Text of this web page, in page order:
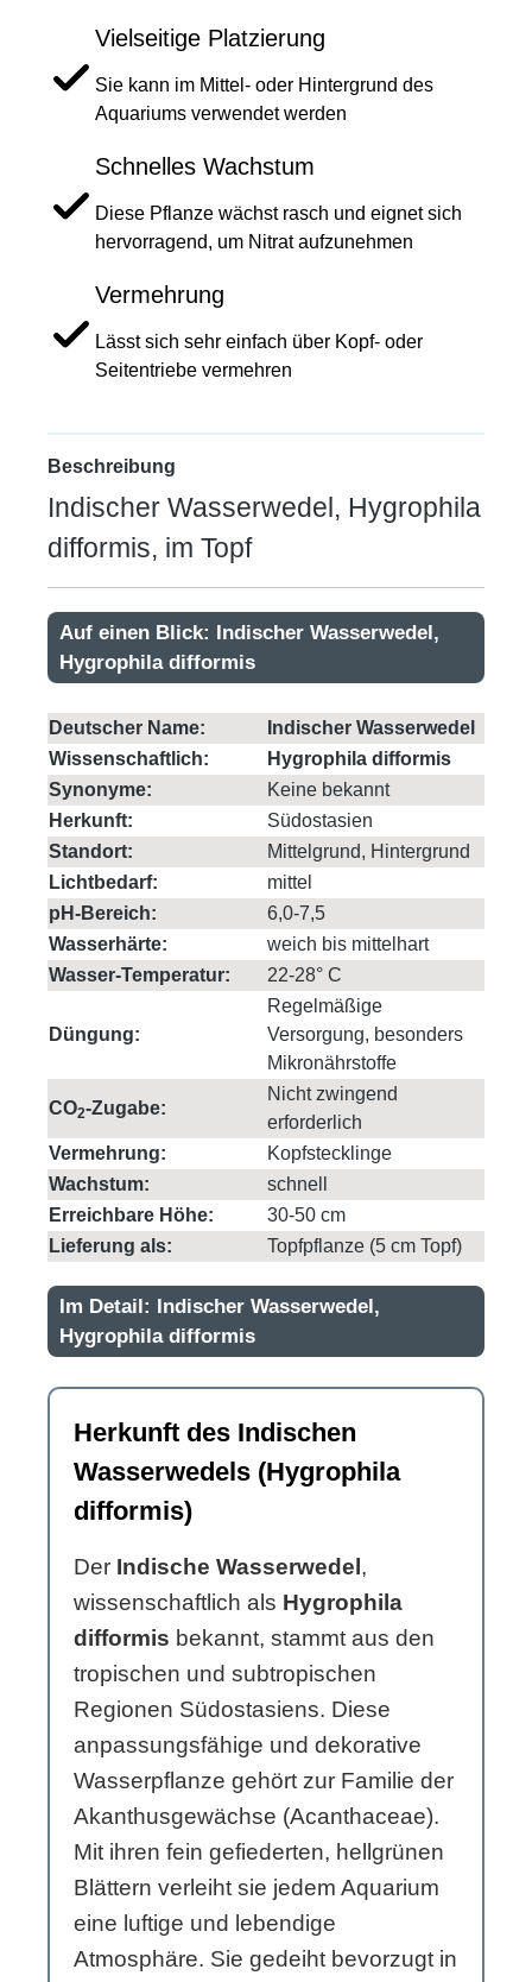
Vielseitige Platzierung
Sie kann im Mittel- oder Hintergrund des
Aquariums verwendet werden
Schnelles Wachstum
Diese Pflanze wächst rasch und eignet sich
hervorragend, um Nitrat aufzunehmen
Vermehrung
Lässt sich sehr einfach über Kopf- oder
Seitentriebe vermehren
Beschreibung
Indischer Wasserwedel, Hygrophila
difformis, im Topf
Auf einen Blick: Indischer Wasserwedel,
Hygrophila difformis
Deutscher Name:
Indischer Wasserwedel
Wissenschaftlich:
Hygrophila difformis
Synonyme:
Keine bekannt
Herkunft:
Südostasien
Standort:
Mittelgrund, Hintergrund
Lichtbedarf:
mittel
pH-Bereich:
6,0-7,5
Wasserhärte:
weich bis mittelhart
Wasser-Temperatur:
22-28° C
Düngung:
Regelmäßige
Versorgung, besonders
Mikronährstoffe
CO2-Zugabe:
Nicht zwingend
erforderlich
Vermehrung:
Kopfstecklinge
Wachstum:
schnell
Erreichbare Höhe:
30-50 cm
Lieferung als:
Topfpflanze (5 cm Topf)
Im Detail: Indischer Wasserwedel,
Hygrophila difformis
Herkunft des Indischen
Wasserwedels (Hygrophila
difformis)
Der Indische Wasserwedel,
wissenschaftlich als Hygrophila
difformis bekannt, stammt aus den
tropischen und subtropischen
Regionen Südostasiens. Diese
anpassungsfähige und dekorative
Wasserpflanze gehört zur Familie der
Akanthusgewächse (Acanthaceae).
Mit ihren fein gefiederten, hellgrünen
Blättern verleiht sie jedem Aquarium
eine luftige und lebendige
Atmosphäre. Sie gedeiht bevorzugt in